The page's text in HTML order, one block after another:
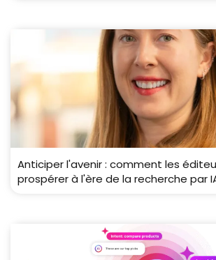
Anticiper l'avenir : comment les
prospérer à l'ère de la recherche par